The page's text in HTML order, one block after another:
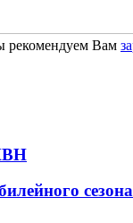
рекомендуем Вам
сезона